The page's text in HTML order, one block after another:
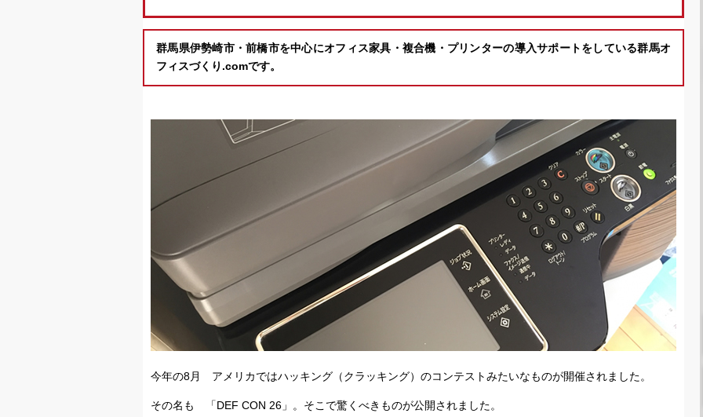
群馬県伊勢崎市・前橋市を中心にオフィス家具・複合機・プリンターの導入サポートをしている群馬オ
フィスづくり.comです。
今年の8月 アメリカではハッキング（クラッキング）のコンテストみたいなものが開催されました。
その名も 「DEF CON 26」。そこで驚くべきものが公開されました。